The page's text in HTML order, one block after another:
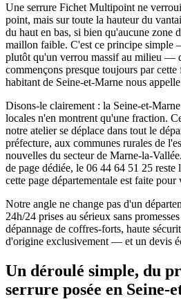
Une serrure Fichet Multipoint ne
point, mais sur toute la hauteur du
du haut en bas, si bien qu'aucune zone
maillon faible. C'est ce principe simple
plutôt qu'un verrou massif au milieu —
commençons presque toujours par
habitant de Seine-et-Marne nous
Disons-le clairement : la Seine-et-
locales n'en montrent qu'une fraction.
notre atelier se déplace dans tout le
préfecture, aux communes rurales de
nouvelles du secteur de Marne-la-
de page dédiée, le 06 44 64 51 25 reste
cette page départementale est faite pour
Notre angle ne change pas d'un
24h/24 prises au sérieux sans
dépannage de coffres-forts, haute
d'origine exclusivement — et un devis
Un déroulé simple, du
serrure posée en Seine-